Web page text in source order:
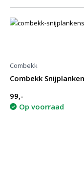
Combekk
Combekk
99,-
Op voorraad